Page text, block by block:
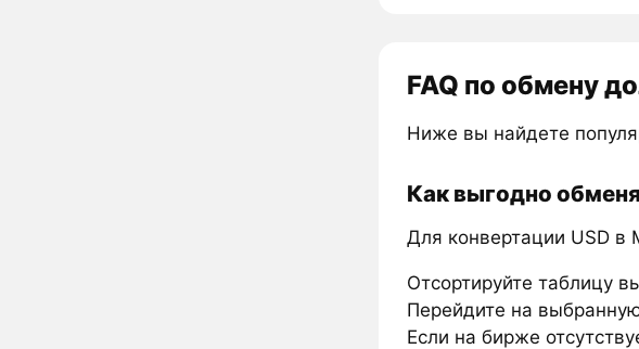
FAQ по обмену
Ниже вы найдете
Как выгодно
Для конвертации USD в
Отсортируйте таблицу
Перейдите на
Если на бирже